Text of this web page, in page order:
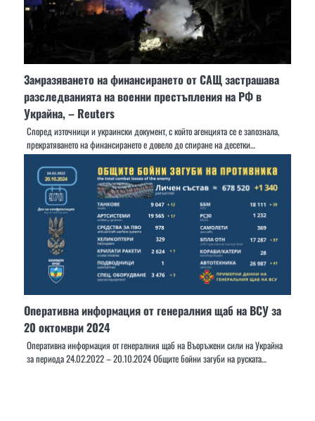
Замразяването на финансирането от САЩ застрашава
разследванията на военни престъпления на РФ в
Украйна, – Reuters
Според източници и украински документ, с който агенцията се е запознала,
прекратяването на финансирането е довело до спиране на десетки…
Оперативна информация от генералния щаб на ВСУ за
20 октомври 2024
Оперативна информация от генералния щаб на Въоръжени сили на Украйна
за периода 24.02.2022 – 20.10.2024 Общите бойни загуби на руската…